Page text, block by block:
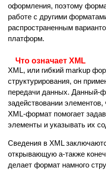
оформления, поэтому
работе с другими
распространенным
платформ.
Что означает XML
XML, или гибкий markup
структурирования, он
передачи данных. Данный-
задействовании
XML-формат помогает
элементы и указывать их
Сведения в XML
открывающую а-также
делает формат намного